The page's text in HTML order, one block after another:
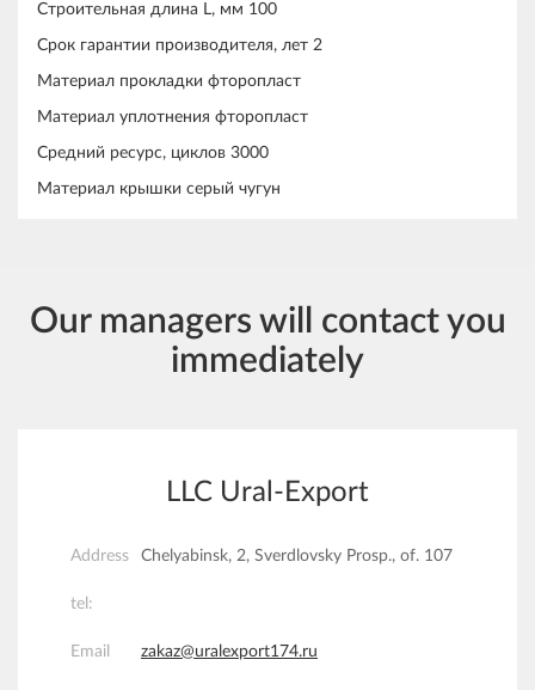
Строительная длина L, мм 100
Срок гарантии производителя, лет 2
Материал прокладки фторопласт
Материал уплотнения фторопласт
Средний ресурс, циклов 3000
Материал крышки серый чугун
Our managers will contact you
immediately
LLC Ural-Export
Address Chelyabinsk, 2, Sverdlovsky Prosp., of. 107
tel:
Email zakaz@uralexport174.ru